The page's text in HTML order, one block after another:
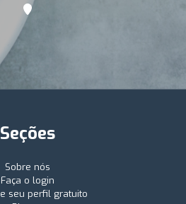
Seções
Sobre nós
Faça o login
seu perfil gratuito